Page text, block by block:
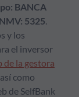
BANCA
5325.
y los
el inversor
de la gestora
así como
de SelfBank